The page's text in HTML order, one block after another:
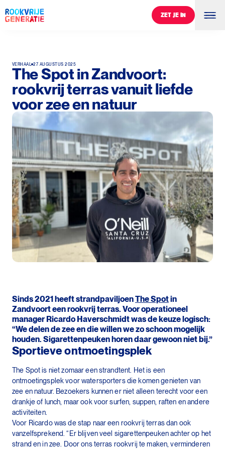
ZET JE IN
ZET JE IN
0 %
VERHAAL 27 AUGUSTUS 2025
The Spot in Zandvoort:
rookvrij terras vanuit liefde
voor zee en natuur
Sinds 2021 heeft strandpaviljoenThe Spotin
Zandvoort een rookvrij terras. Voor operationeel
manager Ricardo Haverschmidt was de keuze logisch:
“We delen de zee en die willen we zo schoon mogelijk
houden. Sigarettenpeuken horen daar gewoon niet bij.”
Sportieve ontmoetingsplek
The Spot is niet zomaar een strandtent. Het is een
ontmoetingsplek voor watersporters die komen genieten van
zee en natuur. Bezoekers kunnen er niet alleen terecht voor een
drankje of lunch, maar ook voor surfen, suppen, raften en andere
activiteiten.
Voor Ricardo was de stap naar een rookvrij terras dan ook
vanzelfsprekend. “Er blijven veel sigarettenpeuken achter op het
strand en in zee. Door ons terras rookvrij te maken, verminderen